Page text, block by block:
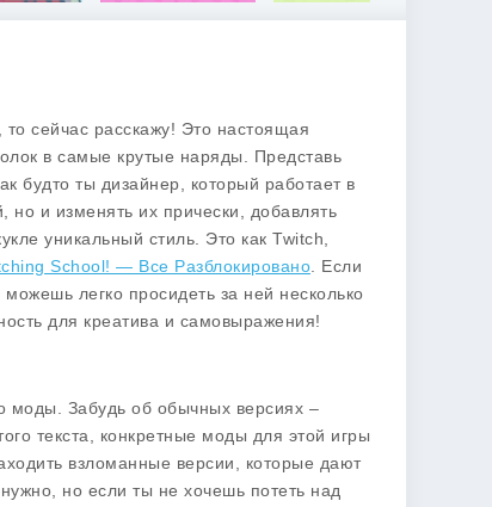
сейчас расскажу! Это настоящая
в самые крутые наряды. Представь
будто ты дизайнер, который работает в
и изменять их прически, добавлять
уникальный стиль. Это как Twitch,
School! — Все Разблокировано . Если
легко просидеть за ней несколько
для креатива и самовыражения!
моды. Забудь об обычных версиях –
текста, конкретные моды для этой игры
взломанные версии, которые дают
но если ты не хочешь потеть над